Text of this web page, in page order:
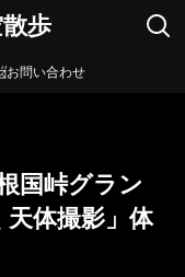
歩
お問い合わせ
国峠グラン
体撮影」体